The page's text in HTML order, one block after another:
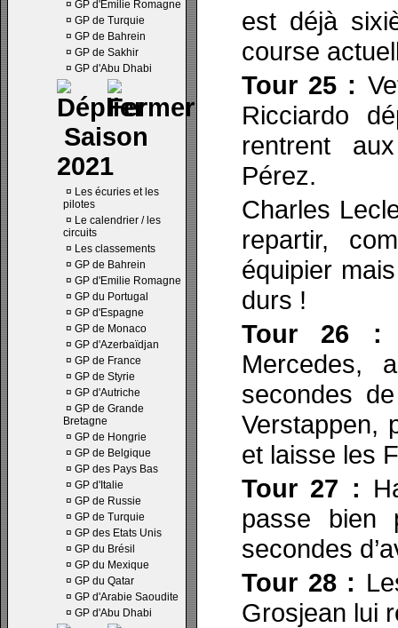
¤ GP d'Emilie Romagne
¤ GP de Turquie
¤ GP de Bahrein
¤ GP de Sakhir
¤ GP d'Abu Dhabi
Saison
2021
¤ Les écuries et les
pilotes
¤ Le calendrier / les
circuits
¤ Les classements
¤ GP de Bahrein
¤ GP d'Emilie Romagne
¤ GP du Portugal
¤ GP d'Espagne
¤ GP de Monaco
¤ GP d'Azerbaïdjan
¤ GP de France
¤ GP de Styrie
¤ GP d'Autriche
¤ GP de Grande
Bretagne
¤ GP de Hongrie
¤ GP de Belgique
¤ GP des Pays Bas
¤ GP d'Italie
¤ GP de Russie
¤ GP de Turquie
¤ GP des Etats Unis
¤ GP du Brésil
¤ GP du Mexique
¤ GP du Qatar
¤ GP d'Arabie Saoudite
¤ GP d'Abu Dhabi
est déjà
course
Tour 25 :
Ricciardo
rentrent
Pérez.
Charles
repartir,
équipier
durs !
Tour 26 :
Mercedes,
secondes
Verstappen,
et laisse les
Tour 27 :
passe bien
secondes
Tour 28 :
Grosjean lui